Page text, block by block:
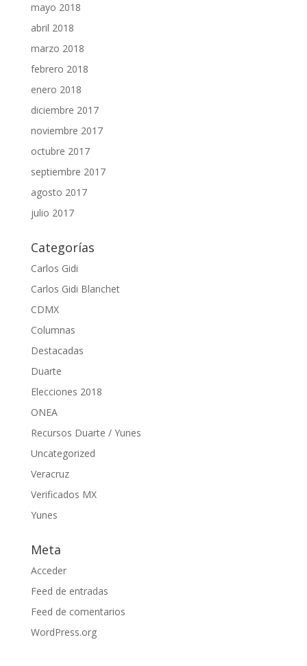
mayo 2018
abril 2018
marzo 2018
febrero 2018
enero 2018
diciembre 2017
noviembre 2017
octubre 2017
septiembre 2017
agosto 2017
julio 2017
Categorías
Carlos Gidi
Carlos Gidi Blanchet
CDMX
Columnas
Destacadas
Duarte
Elecciones 2018
ONEA
Recursos Duarte / Yunes
Uncategorized
Veracruz
Verificados MX
Yunes
Meta
Acceder
Feed de entradas
Feed de comentarios
WordPress.org